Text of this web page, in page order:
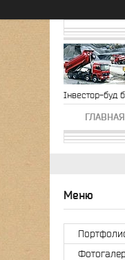
Інвестор-буд
ГЛАВНАЯ